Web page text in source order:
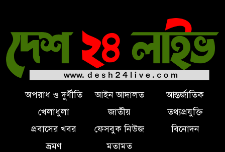
অপরাধ ও দুর্ণীতি আইন আদালত
আন্তর্জাতিক
খেলাধুলা
জাতীয়
তথ্যপ্রযুক্তি
প্রবাসের খবর
ফেসবুক নিউজ
বিনোদন
ভ্রমণ
মতামত